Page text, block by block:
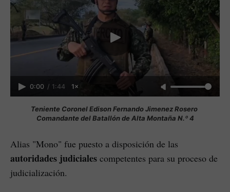
0:00 / 1:44 1×
Teniente Coronel Edison Fernando Jimenez Rosero
Comandante del Batallón de Alta Montaña N.º 4
Alias "Mono" fue puesto a disposición de las
autoridades judiciales competentes para su proceso de
judicialización.